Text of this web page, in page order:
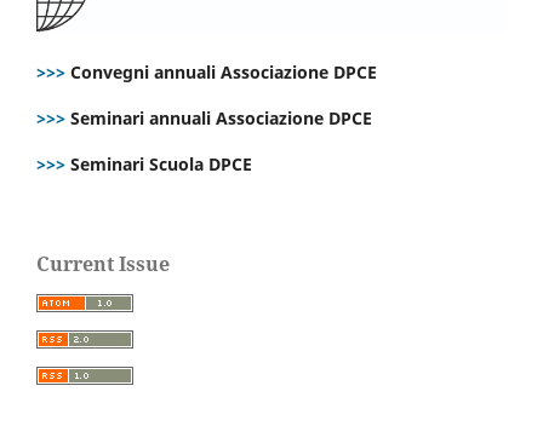
>>> Convegni annuali Associazione DPCE
>>> Seminari annuali Associazione DPCE
>>> Seminari Scuola DPCE
Current Issue